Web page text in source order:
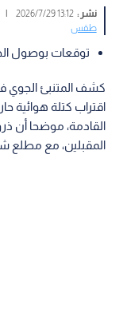
نشر :13:12 2026/7/29
|
طقس
توقعات بوصول الحرارة إلى 44 درجة في
كشف المتنبئ الجوي
اقتراب كتلة هوائية
القادمة، موضحا أن
المقبلين، مع مطلع